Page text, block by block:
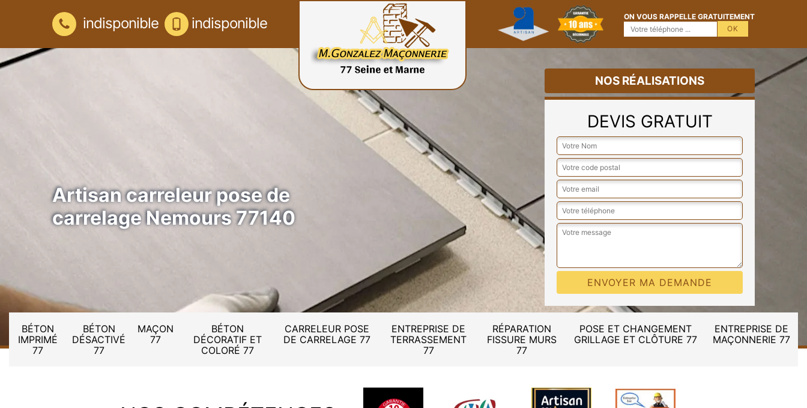
indisponible indisponible ON VOUS RAPPELLE GRATUITEMENT
Artisan carreleur pose de
carrelage Nemours 77140
NOS RÉALISATIONS
DEVIS GRATUIT
BÉTON
IMPRIMÉ
77
BÉTON
DÉSACTIVÉ
77
MAÇON
77
BÉTON
DÉCORATIF ET
COLORÉ 77
CARRELEUR POSE
DE CARRELAGE 77
ENTREPRISE DE
TERRASSEMENT
77
RÉPARATION
FISSURE MURS
77
POSE ET CHANGEMENT
GRILLAGE ET CLÔTURE 77
ENTREPRISE DE
MAÇONNERIE 77